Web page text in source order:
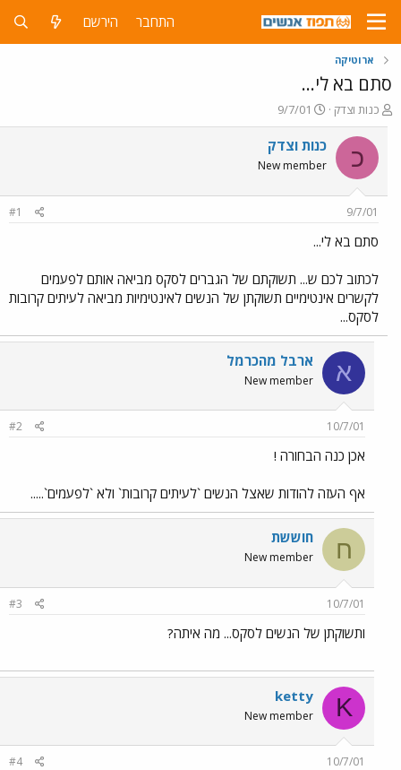
התחבר הירשם
ארוטיקה
סתם בא לי...
פ
ו
ת
ח
ה
ש
א
כנות וצדק
פ
ו
ר
ס
ם
9/7/01
כ כנות וצדק
New member
9/7/01
#1
סתם בא לי...
לכתוב לכם ש... תשוקתם של הגברים לסקס מביאה אותם לפעמים
לקשרים אינטימיים תשוקתן של הנשים לאינטימיות מביאה לעיתים קרובות
לסקס...
א ארבל מהכרמל
New member
10/7/01
#2
אכן כנה הבחורה !
אף העזה להודות שאצל הנשים `לעיתים קרובות` ולא `לפעמים`.....
ח חוששת
New member
10/7/01
#3
ותשוקתן של הנשים לסקס... מה איתה?
K
ketty
New member
10/7/01
#4